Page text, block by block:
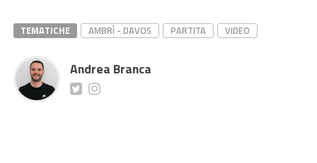
TEMATICHE AMBRÌ - DAVOS PARTITA VIDEO
Andrea Branca